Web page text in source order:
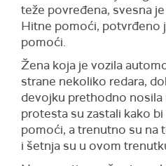
teže povređena, svesna
Hitne pomoći, potvrđeno
pomoći.
Žena koja je vozila
strane nekoliko redara,
devojku prethodno nosila
protesta su zastali kako
pomoći, a trenutno su na
i šetnja su u ovom